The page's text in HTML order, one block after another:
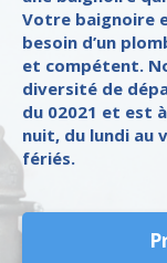
Votre baignoire
besoin d’un
et compétent.
diversité de
du 02021 et est
nuit, du lundi au
fériés.